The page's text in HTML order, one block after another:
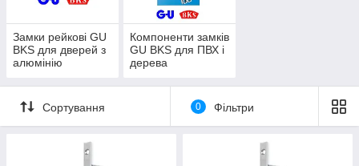
Замки рейкові GU
BKS для дверей з
алюмінію
Компоненти замків
GU BKS для ПВХ і
дерева
Сортування 0 Фільтри